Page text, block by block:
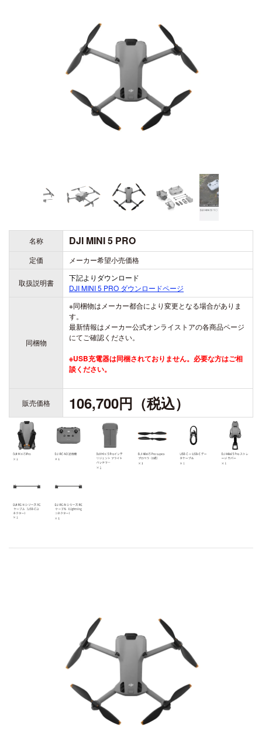
DJI LITO シリーズ
DJI AVATA シリーズ
DJI AVATA 360
DJI AVATA 2
DJI FPV
DJI NEO
DJI NEO 2
DJI NEO
DJI INSPIRE 3
ZENMUSE H30シリーズ
ZENMUSE H20N
ZENMUSE H20
ZENMUSE H20T
DJI DOCK シリーズ
DJI ACTION シリーズ
OSMO ACTION 6
OSMO ACTION 5 PRO
DJI OSMO 360
OSMO 360
DJI NANO
DJI OSMO NANO
DJI RC シリーズ
DJI RS 5
DJI RS 4
DJI RS 3
DJI Transmission 高輝度モニターコンボ
DJI Transmission スタンダードコンボ
DJI FOCUS PRO
名称 DJI MINI 5 PRO
定価 メーカー希望小売価格
取扱説明書
下記よりダウンロード
DJI MINI 5 PRO ダウンロードページ
同梱物
※同梱物はメーカー都合により変更となる場合がありま
す。
最新情報はメーカー公式オンライストアの各商品ページ
にてご確認ください。
※USB充電器は同梱されておりません。必要な方はご相
談ください。
販売価格 106,700円（税込）